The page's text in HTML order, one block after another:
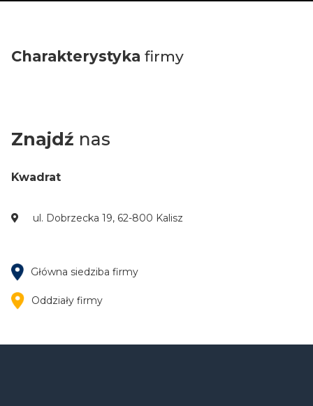
Charakterystyka firmy
Znajdź nas
Kwadrat
ul. Dobrzecka 19, 62-800 Kalisz
Główna siedziba firmy
Oddziały firmy